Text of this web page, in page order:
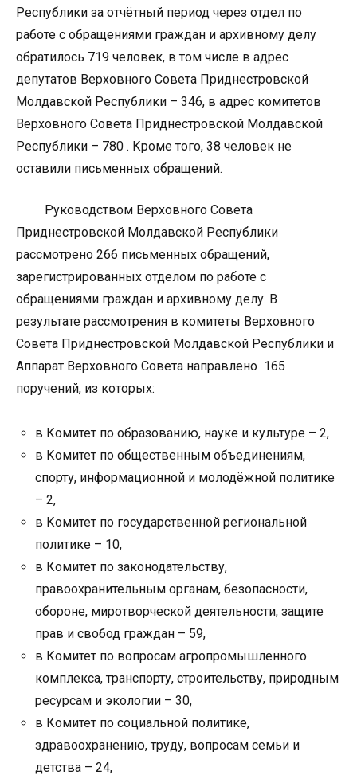
Республики за отчётный период через отдел по
работе с обращениями граждан и архивному делу
обратилось 719 человек, в том числе в адрес
депутатов Верховного Совета Приднестровской
Молдавской Республики – 346, в адрес комитетов
Верховного Совета Приднестровской Молдавской
Республики – 780 . Кроме того, 38 человек не
оставили письменных обращений.
Руководством Верховного Совета
Приднестровской Молдавской Республики
рассмотрено 266 письменных обращений,
зарегистрированных отделом по работе с
обращениями граждан и архивному делу. В
результате рассмотрения в комитеты Верховного
Совета Приднестровской Молдавской Республики и
Аппарат Верховного Совета направлено 165
поручений, из которых:
в Комитет по образованию, науке и культуре – 2,
в Комитет по общественным объединениям,
спорту, информационной и молодёжной политике
– 2,
в Комитет по государственной региональной
политике – 10,
в Комитет по законодательству,
правоохранительным органам, безопасности,
обороне, миротворческой деятельности, защите
прав и свобод граждан – 59,
в Комитет по вопросам агропромышленного
комплекса, транспорту, строительству, природным
ресурсам и экологии – 30,
в Комитет по социальной политике,
здравоохранению, труду, вопросам семьи и
детства – 24,